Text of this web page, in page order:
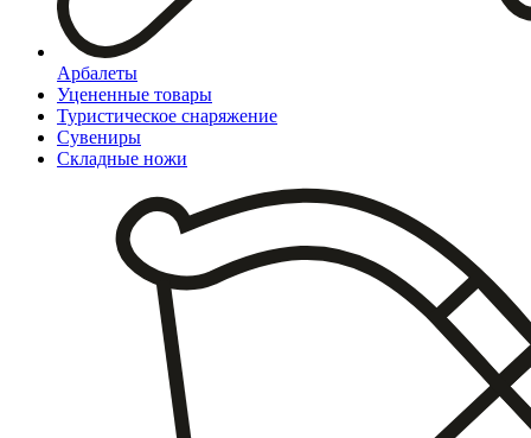
Арбалеты
Уцененные товары
Туристическое снаряжение
Сувениры
Складные ножи